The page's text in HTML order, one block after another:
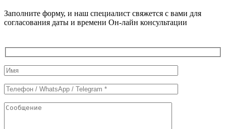
Заполните форму, и наш специалист свяжется с вами для
согласования даты и времени Он-лайн консультации
Служебные
поля
формы